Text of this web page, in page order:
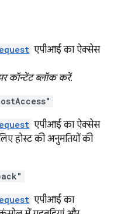
एपीआई का ऐक्सेस
कॉन्टेंट ब्लॉक करें.
एपीआई का ऐक्सेस
होस्ट की अनुमतियों की
एपीआई का